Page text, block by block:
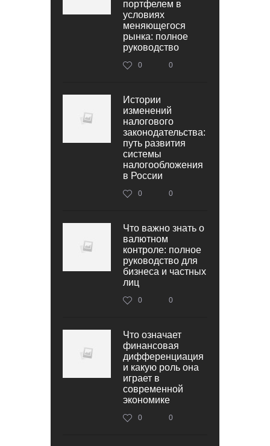
портфелем в
условиях
меняющегося
рынка: полное
руководство
0 0
Истории
изменений
налогового
законодательства:
путь развития
системы
налогообложения
в России
0 0
Что важно знать о
валютном
контроле: полное
руководство для
бизнеса и частных
лиц
0 0
Что означает
финансовая
дифференциация
и какую роль она
играет в
современной
экономике
0 0